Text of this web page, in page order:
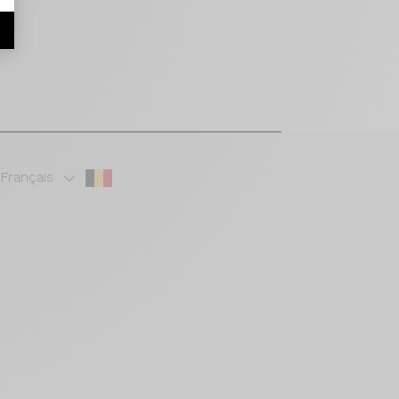
Français